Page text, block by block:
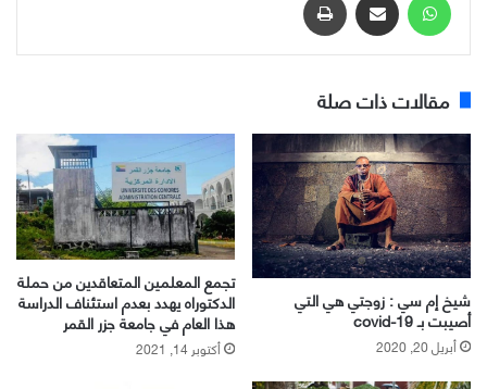
مقالات ذات صلة
شيخ إم سي : زوجتي هي التي
أصيبت بـ covid-19
أبريل 20, 2020
تجمع المعلمين المتعاقدين من حملة
الدكتوراه يهدد بعدم استئناف الدراسة
هذا العام في جامعة جزر القمر
أكتوبر 14, 2021